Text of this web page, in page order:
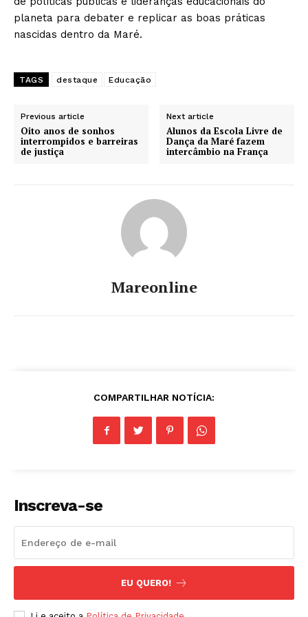
planeta para debater e replicar as boas práticas
nascidas dentro da Maré.
TAGS destaque Educação
Previous article
Oito anos de sonhos
interrompidos e barreiras
de justiça
Next article
Alunos da Escola Livre de
Dança da Maré fazem
intercâmbio na França
Mareonline
COMPARTILHAR NOTÍCIA:
Inscreva-se
EU QUERO!